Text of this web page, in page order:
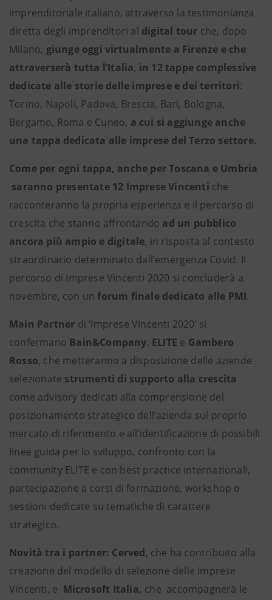
imprenditoriale italiano, attraverso la testimonianza
diretta degli imprenditori al digital tour che, dopo
Milano, giunge oggi virtualmente a Firenze e che
attraverserà tutta l’Italia, in 12 tappe complessive
dedicate alle storie delle imprese e dei territori:
Torino, Napoli, Padova, Brescia, Bari, Bologna,
Bergamo, Roma e Cuneo, a cui si aggiunge anche
una tappa dedicata alle imprese del Terzo settore.
Come per ogni tappa, anche per Toscana e Umbria
saranno presentate 12 Imprese Vincenti che
racconteranno la propria esperienza e il percorso di
crescita che stanno affrontando ad un pubblico
ancora più ampio e digitale, in risposta al contesto
straordinario determinato dall’emergenza Covid. Il
percorso di Imprese Vincenti 2020 si concluderà a
novembre, con un forum finale dedicato alle PMI.
Main Partner di ‘Imprese Vincenti 2020’ si
confermano Bain&Company, ELITE e Gambero
Rosso, che metteranno a disposizione delle aziende
selezionate strumenti di supporto alla crescita
come advisory dedicati alla comprensione del
posizionamento strategico dell’azienda sul proprio
mercato di riferimento e all’identificazione di possibili
linee guida per lo sviluppo, confronto con la
community ELITE e con best practice internazionali,
partecipazione a corsi di formazione, workshop o
sessioni dedicate su tematiche di carattere
strategico.
Novità tra i partner: Cerved, che ha contribuito alla
creazione del modello di selezione delle Imprese
Vincenti, e Microsoft Italia, che accompagnerà le